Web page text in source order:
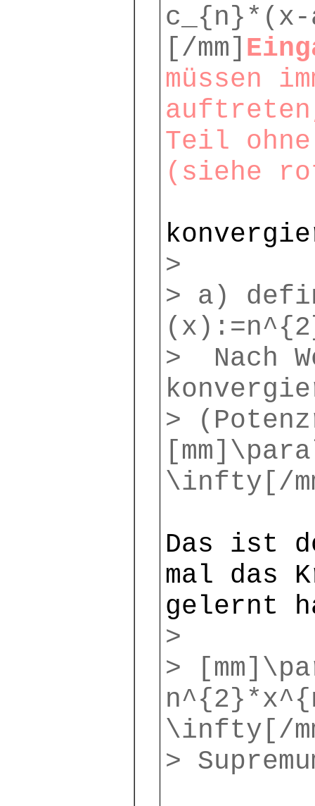
[/mm]
müssen
Teil ohne
(siehe
>
> a)
> Nach
>
\infty[/
Das ist
mal das
gelernt
>
>
\infty[/
>